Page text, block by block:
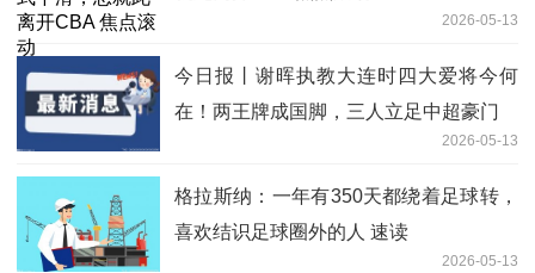
2026-05-13
今日报丨谢晖执教大连时四大爱将今何
在！两王牌成国脚，三人立足中超豪门
2026-05-13
格拉斯纳：一年有350天都绕着足球转，
喜欢结识足球圈外的人 速读
2026-05-13